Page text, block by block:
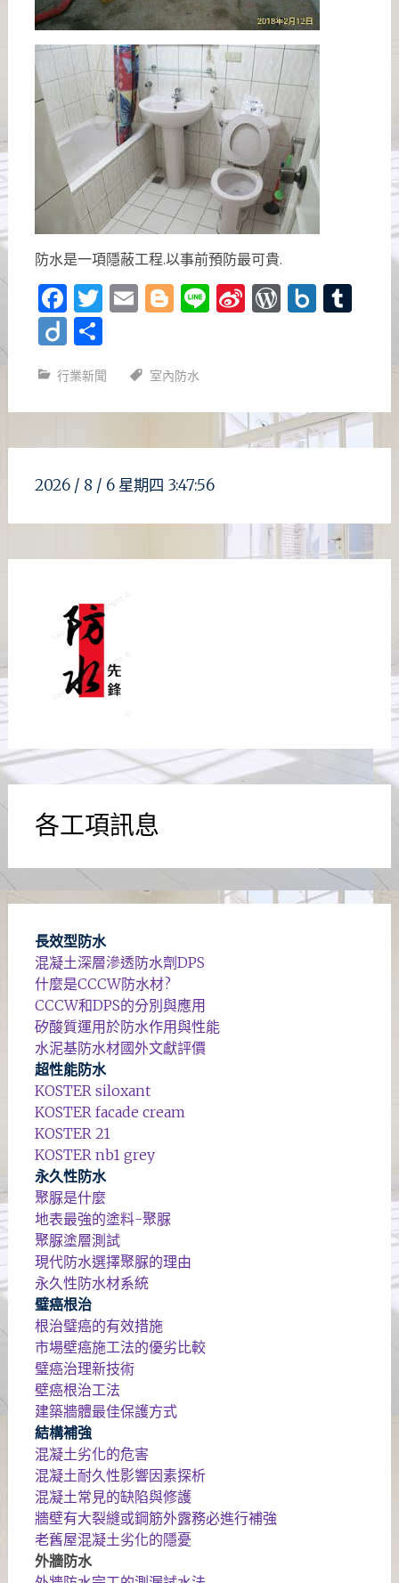
防水是一項隱蔽工程.以事前預防最可貴.
Facebook
Twitter
Email
Blogger
LineSina
Diigo
分
享
行業新聞 室內防水
2026 / 8 / 6 星期四 3:47:58
各工項訊息
長效型防水
混凝土深層滲透防水劑DPS
什麼是CCCW防水材?
CCCW和DPS的分別與應用
矽酸質運用於防水作用與性能
水泥基防水材國外文獻評價
超性能防水
KOSTER siloxant
KOSTER facade cream
KOSTER 21
KOSTER nb1 grey
永久性防水
聚脲是什麼
地表最強的塗料-聚脲
聚脲塗層測試
現代防水選擇聚脲的理由
永久性防水材系統
璧癌根治
根治璧癌的有效措施
市場壁癌施工法的優劣比較
璧癌治理新技術
壁癌根治工法
建築牆體最佳保護方式
結構補強
混凝土劣化的危害
混凝土耐久性影響因素探析
混凝土常見的缺陷與修護
牆壁有大裂縫或鋼筋外露務必進行補強
老舊屋混凝土劣化的隱憂
外牆防水